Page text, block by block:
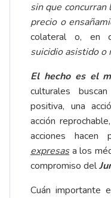
sin que concurran
precio o
colateral o, en
suicidio asistido o
El hecho es el
culturales
positiva, una
acción
acciones
expresasa los
compromiso del
Cuán importante